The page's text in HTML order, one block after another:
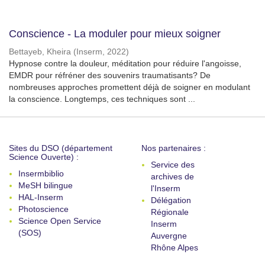
Conscience - La moduler pour mieux soigner
Bettayeb, Kheira ( Inserm, 2022)
Hypnose contre la douleur, méditation pour réduire l'angoisse,
EMDR pour réfréner des souvenirs traumatisants? De
nombreuses approches promettent déjà de soigner en modulant
la conscience. Longtemps, ces techniques sont ...
Sites du DSO (département
Science Ouverte) :
Insermbiblio
MeSH bilingue
HAL-Inserm
Photoscience
Science Open Service
(SOS)
Nos partenaires :
Service des
archives de
l'Inserm
Délégation
Régionale
Inserm
Auvergne
Rhône Alpes